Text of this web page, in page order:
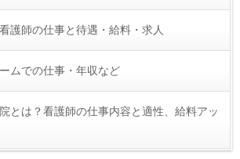
護師の仕事と待遇・給料・求人
ムでの仕事・年収など
とは？看護師の仕事内容と適性、給料アッ